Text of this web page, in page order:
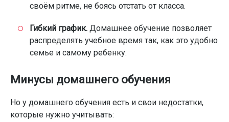
своём ритме, не боясь отстать от класса.
Гибкий график. Домашнее обучение позволяет
распределять учебное время так, как это удобно
семье и самому ребенку.
Минусы домашнего обучения
Но у домашнего обучения есть и свои недостатки,
которые нужно учитывать: